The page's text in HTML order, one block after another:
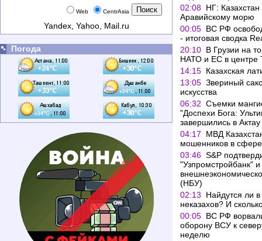
Web CentrAsia
Yandex, Yahoo, Mail.ru
Погода
02:08 НГ:
Аравийскому морю
00:05 ВС РФ
- итоговая сводка
20:10 В Грузии на
НАТО и ЕС в центре
14:15 Казахская
13:05 Звериный
искусства
06:32 Съемки
"Доспехи Бога:
завершились в Актау
04:17
МВД
мошенников в
03:46 S&P
"Узпромстройбанк"
(НБУ)
02:13
Найдутся ли
неказахов? И
00:05 ВС РФ
оборону ВСУ к
неделю